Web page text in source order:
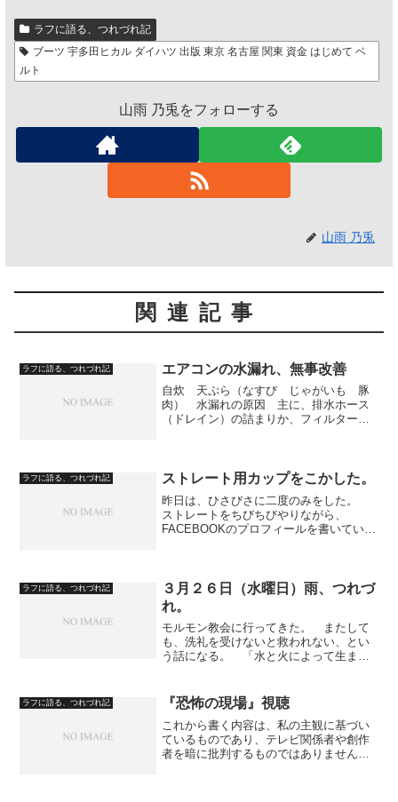
ラフに語る、つれづれ記
ブーツ 宇多田ヒカル ダイハツ 出版 東京 名古屋 関東 資金 はじめて ベ
ルト
山雨 乃兎をフォローする
山雨 乃兎
関連記事
ラフに語る、つれづれ記 エアコンの水漏れ、無事改善
自炊 天ぷら（なすび じゃがいも 豚
肉） 水漏れの原因 主に、排水ホース
（ドレイン）の詰まりか、フィルターの
トで調べてみると、ドレイ...
ラフに語る、つれづれ記 ストレート用カップをこかした。
昨日は、ひさびさに二度のみをした。
ストレートをちびちびやりながら、
FACEBOOKのプロフィールを書いていた
カップをこかした。 原...
ラフに語る、つれづれ記
３月２６日（水曜日）雨、つれづ
れ。
モルモン教会に行ってきた。 またして
も、洗礼を受けないと救われない、とい
う話になる。 「水と火によって生まれ
思うのだが。 洗礼は、イニシエーショ
ンでしかない、と、僕は思...
ラフに語る、つれづれ記 『恐怖の現場』視聴
これから書く内容は、私の主観に基づい
ているものであり、テレビ関係者や創作
者を暗に批判するものではありません。